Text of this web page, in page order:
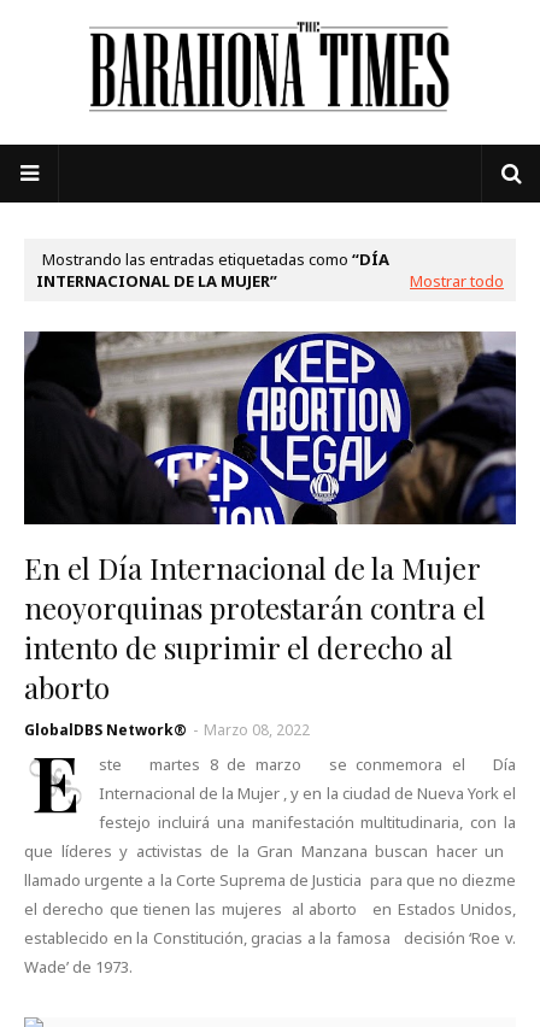
Mostrando las entradas etiquetadas como
DÍA
INTERNACIONAL DE LA MUJER
Mostrar todo
En el Día Internacional de la Mujer
neoyorquinas protestarán contra el
intento de suprimir el derecho al
aborto
GlobalDBS Network® - Marzo 08, 2022
E
ste martes 8 de marzo se conmemora el Día
Internacional de la Mujer , y en la ciudad de Nueva York el
festejo incluirá una manifestación multitudinaria, con la
que líderes y activistas de la Gran Manzana buscan hacer un
llamado urgente a la Corte Suprema de Justicia para que no diezme
el derecho que tienen las mujeres al aborto en Estados Unidos,
establecido en la Constitución, gracias a la famosa decisión ‘Roe v.
Wade’ de 1973.